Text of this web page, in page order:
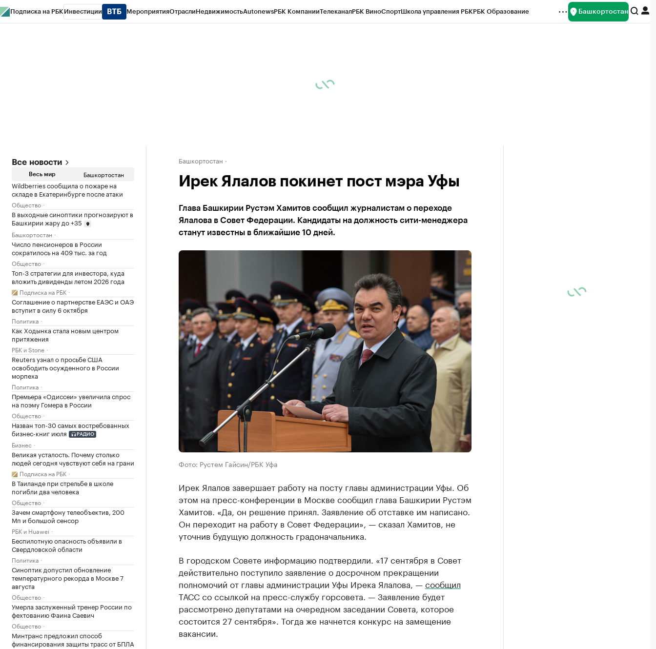
Подписка на РБК Инвестиции МероприятияОтраслиНедвижимостьAutonewsРБК КомпанииТелеканалРБК ВиноСпортШкола управления РБКРБК Образование Башкортостан
Все новости
Весь мир Башкортостан
Wildberries сообщила о пожаре на
складе в Екатеринбурге после атаки
Общество
В выходные синоптики прогнозируют в
Башкирии жару до +35
Башкортостан
Число пенсионеров в России
сократилось на 409 тыс. за год
Общество
Топ-3 стратегии для инвестора, куда
вложить дивиденды летом 2026 года
Подписка на РБК
Соглашение о партнерстве ЕАЭС и ОАЭ
вступит в силу 6 октября
Политика
Как Ходынка стала новым центром
притяжения
РБК и Stone
Reuters узнал о просьбе США
освободить осужденного в России
морпеха
Политика
Премьера «Одиссеи» увеличила спрос
на поэму Гомера в России
Общество
Назван топ-30 самых востребованных
бизнес-книг июля
РАДИО
Бизнес
Великая усталость. Почему столько
людей сегодня чувствуют себя на грани
Подписка на РБК
В Таиланде при стрельбе в школе
погибли два человека
Общество
Зачем смартфону телеобъектив, 200
Мп и большой сенсор
РБК и Huawei
Беспилотную опасность объявили в
Свердловской области
Политика
Синоптик допустил обновление
температурного рекорда в Москве 7
августа
Общество
Умерла заслуженный тренер России по
фехтованию Фаина Саевич
Общество
Минтранс предложил способ
финансирования защиты трасс от БПЛА
Башкортостан
Ирек Ялалов покинет пост мэра Уфы
Глава Башкирии Рустэм Хамитов сообщил журналистам о переходе
Ялалова в Совет Федерации. Кандидаты на должность сити-менеджера
станут известны в ближайшие 10 дней.
Фото: Рустем Гайсин/РБК Уфа
Ирек Ялалов завершает работу на посту главы администрации Уфы. Об
этом на пресс-конференции в Москве сообщил глава Башкирии Рустэм
Хамитов. «Да, он решение принял. Заявление об отставке им написано.
Он переходит на работу в Совет Федерации», — сказал Хамитов, не
уточнив будущую должность градоначальника.
В городском Совете информацию подтвердили. «17 сентября в Совет
действительно поступило заявление о досрочном прекращении
полномочий от главы администрации Уфы Ирека Ялалова, —сообщил
ТАСС со ссылкой на пресс-службу горсовета. — Заявление будет
рассмотрено депутатами на очередном заседании Совета, которое
состоится 27 сентября». Тогда же начнется конкурс на замещение
вакансии.